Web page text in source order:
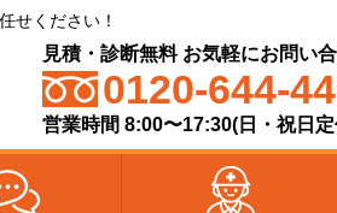
せください！
見積・診断無料 お気軽にお問い
0120-644-
営業時間 8:00〜17:30(日・祝日